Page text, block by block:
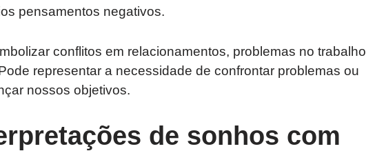
pensamentos negativos.
conflitos em relacionamentos, problemas no trabalho
representar a necessidade de confrontar problemas ou
nossos objetivos.
de sonhos com